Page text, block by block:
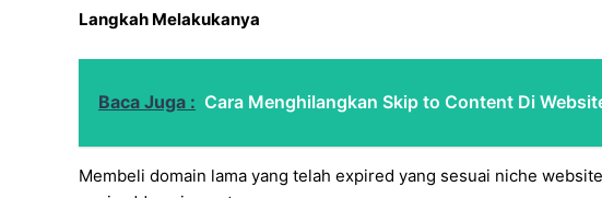
Langkah Melakukanya
Baca Juga : Cara Menghilangkan Skip to Content Di
Membeli domain lama yang telah expired yang sesuai niche